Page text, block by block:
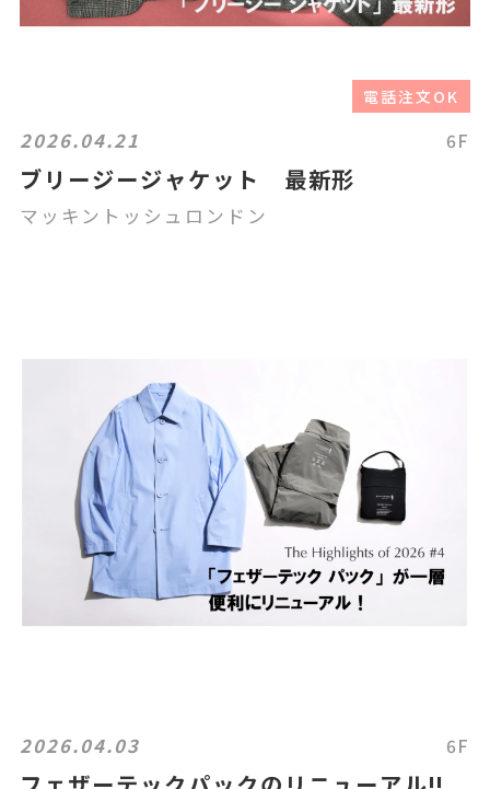
電話注文OK
2026.04.21 6F
ブリージージャケット 最新形
マッキントッシュロンドン
2026.04.03 6F